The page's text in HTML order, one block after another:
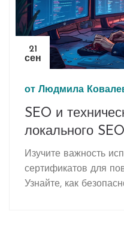
21
сен
от Людмила
SEO и
локального
SSL-
Изучите важность
сертификатов для
Узнайте, как